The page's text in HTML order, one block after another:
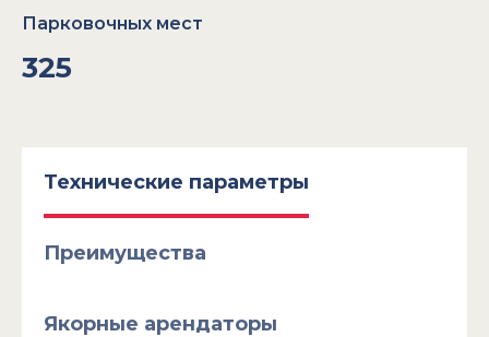
Парковочных мест
325
Технические параметры
Преимущества
Якорные арендаторы